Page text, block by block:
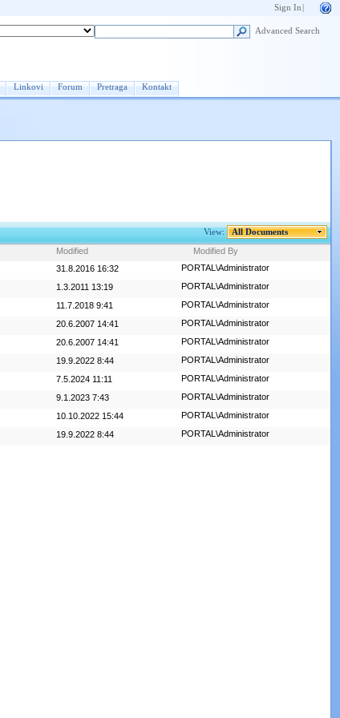
Sign In
Advanced Search
Linkovi Forum Pretraga Kontakt
View: All Documents
Modified
Modified By
31.8.2016 16:32 PORTAL\Administrator
1.3.2011 13:19 PORTAL\Administrator
11.7.2018 9:41 PORTAL\Administrator
20.6.2007 14:41 PORTAL\Administrator
20.6.2007 14:41 PORTAL\Administrator
19.9.2022 8:44 PORTAL\Administrator
7.5.2024 11:11 PORTAL\Administrator
9.1.2023 7:43 PORTAL\Administrator
10.10.2022 15:44 PORTAL\Administrator
19.9.2022 8:44 PORTAL\Administrator